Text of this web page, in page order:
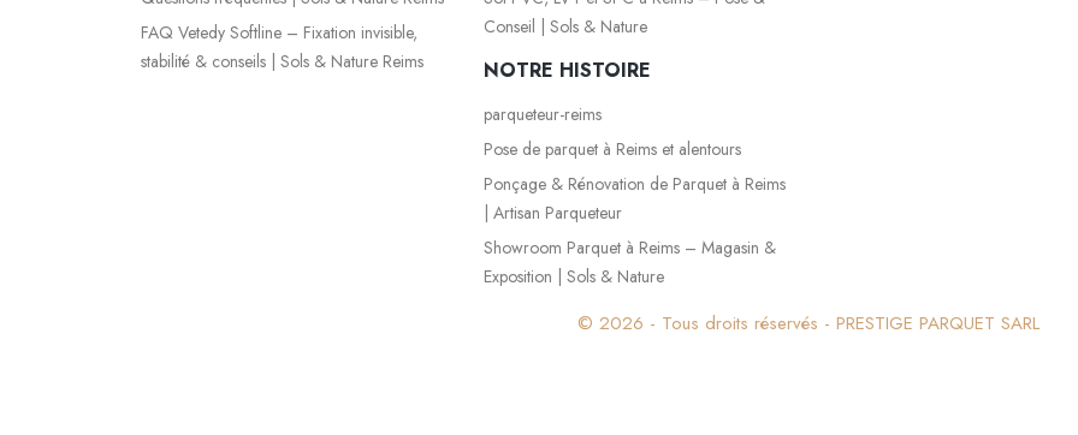
FAQ Vetedy Softline – Fixation invisible,
stabilité & conseils | Sols & Nature Reims
Conseil | Sols & Nature
NOTRE HISTOIRE
parqueteur-reims
Pose de parquet à Reims et alentours
Ponçage & Rénovation de Parquet à Reims
| Artisan Parqueteur
Showroom Parquet à Reims – Magasin &
Exposition | Sols & Nature
© 2026 - Tous droits réservés - PRESTIGE PARQUET SARL